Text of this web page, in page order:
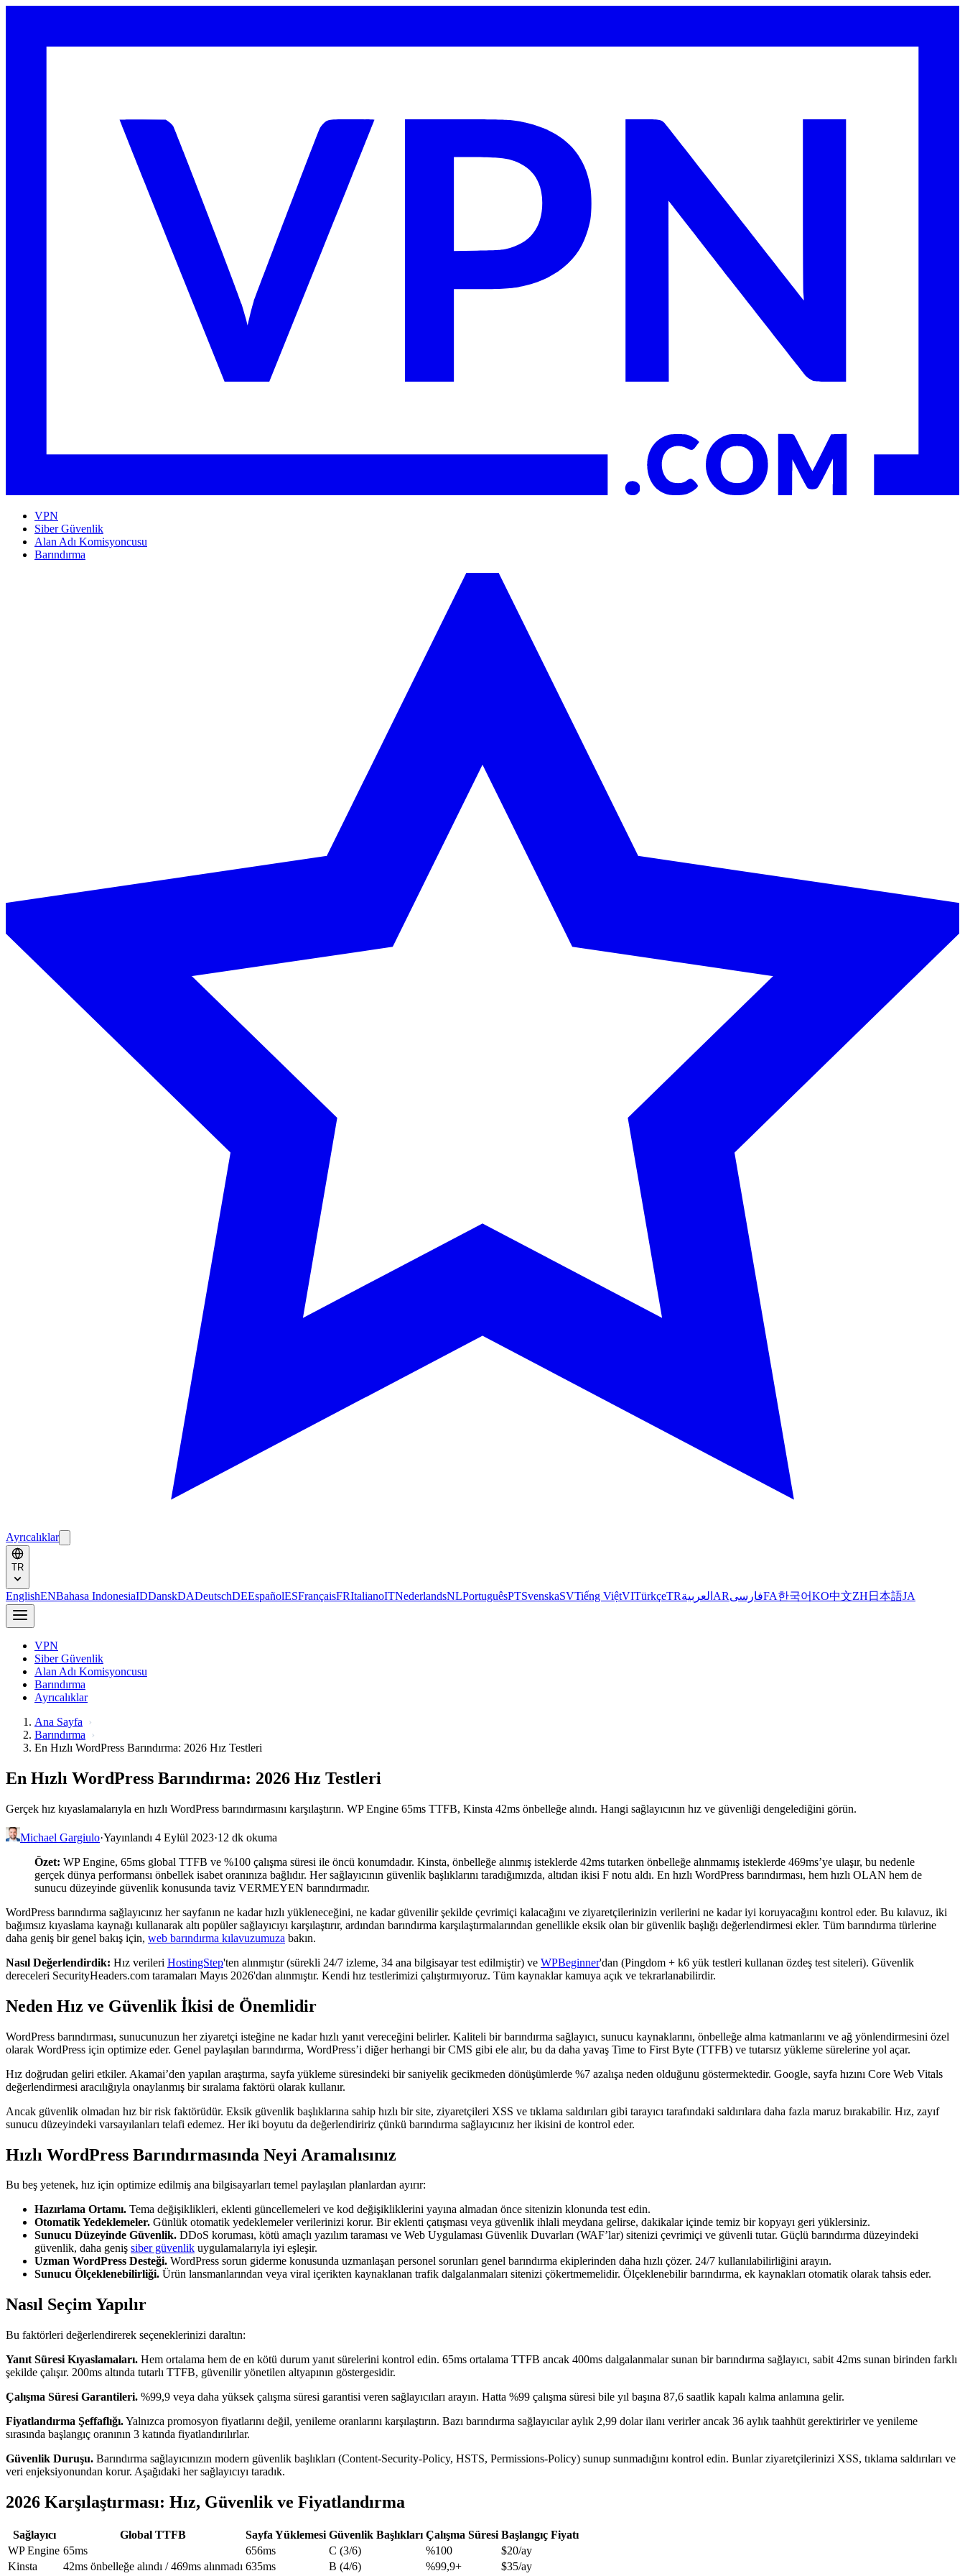
VPN
Siber Güvenlik
Alan Adı Komisyoncusu
Barındırma
Ayrıcalıklar
TR
EnglishENBahasa IndonesiaIDDanskDADeutschDEEspañolESFrançaisFRItalianoITNederlandsNLPortuguêsPTSvenskaSVTiếng ViệtVITürkçeTRالعربية ARفارسیFA한국어KO中文ZH 日本語JA
VPN
Siber Güvenlik
Alan Adı Komisyoncusu
Barındırma
Ayrıcalıklar
Ana Sayfa
Barındırma
En Hızlı WordPress Barındırma: 2026 Hız Testleri
En Hızlı WordPress Barındırma: 2026 Hız Testleri
Gerçek hız kıyaslamalarıyla en hızlı WordPress barındırmasını karşılaştırın. WP Engine 65ms TTFB, Kinsta 42ms önbelleğe alındı. Hangi sağlayıcının hız ve güvenliği dengelediğini görün.
Michael Gargiulo·Yayınlandı 4 Eylül 2023·12 dk okuma
Özet: WP Engine, 65ms global TTFB ve %100 çalışma süresi ile öncü konumdadır. Kinsta, önbelleğe alınmış isteklerde 42ms tutarken önbelleğe alınmamış isteklerde 469ms’ye ulaşır, bu nedenle
gerçek dünya performansı önbellek isabet oranınıza bağlıdır. Her sağlayıcının güvenlik başlıklarını taradığımızda, altıdan ikisi F notu aldı. En hızlı WordPress barındırması, hem hızlı OLAN hem de
sunucu düzeyinde güvenlik konusunda taviz VERMEYEN barındırmadır.
WordPress barındırma sağlayıcınız her sayfanın ne kadar hızlı yükleneceğini, ne kadar güvenilir şekilde çevrimiçi kalacağını ve ziyaretçilerinizin verilerini ne kadar iyi koruyacağını kontrol eder. Bu kılavuz, iki
bağımsız kıyaslama kaynağı kullanarak altı popüler sağlayıcıyı karşılaştırır, ardından barındırma karşılaştırmalarından genellikle eksik olan bir güvenlik başlığı değerlendirmesi ekler. Tüm barındırma türlerine
daha geniş bir genel bakış için, web barındırma kılavuzumuza bakın.
Nasıl Değerlendirdik: Hız verileri HostingStep'ten alınmıştır (sürekli 24/7 izleme, 34 ana bilgisayar test edilmiştir) ve WPBeginner'dan (Pingdom + k6 yük testleri kullanan özdeş test siteleri). Güvenlik
dereceleri SecurityHeaders.com taramaları Mayıs 2026'dan alınmıştır. Kendi hız testlerimizi çalıştırmıyoruz. Tüm kaynaklar kamuya açık ve tekrarlanabilirdir.
Neden Hız ve Güvenlik İkisi de Önemlidir
WordPress barındırması, sunucunuzun her ziyaretçi isteğine ne kadar hızlı yanıt vereceğini belirler. Kaliteli bir barındırma sağlayıcı, sunucu kaynaklarını, önbelleğe alma katmanlarını ve ağ yönlendirmesini özel
olarak WordPress için optimize eder. Genel paylaşılan barındırma, WordPress’i diğer herhangi bir CMS gibi ele alır, bu da daha yavaş Time to First Byte (TTFB) ve tutarsız yükleme sürelerine yol açar.
Hız doğrudan geliri etkiler. Akamai’den yapılan araştırma, sayfa yükleme süresindeki bir saniyelik gecikmeden dönüşümlerde %7 azalışa neden olduğunu göstermektedir. Google, sayfa hızını Core Web Vitals
değerlendirmesi aracılığıyla onaylanmış bir sıralama faktörü olarak kullanır.
Ancak güvenlik olmadan hız bir risk faktörüdür. Eksik güvenlik başlıklarına sahip hızlı bir site, ziyaretçileri XSS ve tıklama saldırıları gibi tarayıcı tarafındaki saldırılara daha fazla maruz bırakabilir. Hız, zayıf
sunucu düzeyindeki varsayılanları telafi edemez. Her iki boyutu da değerlendiririz çünkü barındırma sağlayıcınız her ikisini de kontrol eder.
Hızlı WordPress Barındırmasında Neyi Aramalısınız
Bu beş yetenek, hız için optimize edilmiş ana bilgisayarları temel paylaşılan planlardan ayırır:
Hazırlama Ortamı. Tema değişiklikleri, eklenti güncellemeleri ve kod değişikliklerini yayına almadan önce sitenizin klonunda test edin.
Otomatik Yedeklemeler. Günlük otomatik yedeklemeler verilerinizi korur. Bir eklenti çatışması veya güvenlik ihlali meydana gelirse, dakikalar içinde temiz bir kopyayı geri yüklersiniz.
Sunucu Düzeyinde Güvenlik. DDoS koruması, kötü amaçlı yazılım taraması ve Web Uygulaması Güvenlik Duvarları (WAF’lar) sitenizi çevrimiçi ve güvenli tutar. Güçlü barındırma düzeyindeki
güvenlik, daha geniş siber güvenlik uygulamalarıyla iyi eşleşir.
Uzman WordPress Desteği. WordPress sorun giderme konusunda uzmanlaşan personel sorunları genel barındırma ekiplerinden daha hızlı çözer. 24/7 kullanılabilirliğini arayın.
Sunucu Ölçeklenebilirliği. Ürün lansmanlarından veya viral içerikten kaynaklanan trafik dalgalanmaları sitenizi çökertmemelidir. Ölçeklenebilir barındırma, ek kaynakları otomatik olarak tahsis eder.
Nasıl Seçim Yapılır
Bu faktörleri değerlendirerek seçeneklerinizi daraltın:
Yanıt Süresi Kıyaslamaları. Hem ortalama hem de en kötü durum yanıt sürelerini kontrol edin. 65ms ortalama TTFB ancak 400ms dalgalanmalar sunan bir barındırma sağlayıcı, sabit 42ms sunan birinden farklı
şekilde çalışır. 200ms altında tutarlı TTFB, güvenilir yönetilen altyapının göstergesidir.
Çalışma Süresi Garantileri. %99,9 veya daha yüksek çalışma süresi garantisi veren sağlayıcıları arayın. Hatta %99 çalışma süresi bile yıl başına 87,6 saatlik kapalı kalma anlamına gelir.
Fiyatlandırma Şeffaflığı.Yalnızca promosyon fiyatlarını değil, yenileme oranlarını karşılaştırın. Bazı barındırma sağlayıcılar aylık 2,99 dolar ilanı verirler ancak 36 aylık taahhüt gerektirirler ve yenileme
sırasında başlangıç oranının 3 katında fiyatlandırılırlar.
Güvenlik Duruşu. Barındırma sağlayıcınızın modern güvenlik başlıkları (Content-Security-Policy, HSTS, Permissions-Policy) sunup sunmadığını kontrol edin. Bunlar ziyaretçilerinizi XSS, tıklama saldırıları ve
veri enjeksiyonundan korur. Aşağıdaki her sağlayıcıyı taradık.
2026 Karşılaştırması: Hız, Güvenlik ve Fiyatlandırma
Sağlayıcı Global TTFB Sayfa Yüklemesi Güvenlik Başlıkları Çalışma Süresi Başlangıç Fiyatı
WP Engine 65ms 656ms C (3/6) %100
$20/ay
Kinsta
42ms önbelleğe alındı / 469ms alınmadı 635ms B (4/6) %99,9+ $35/ay